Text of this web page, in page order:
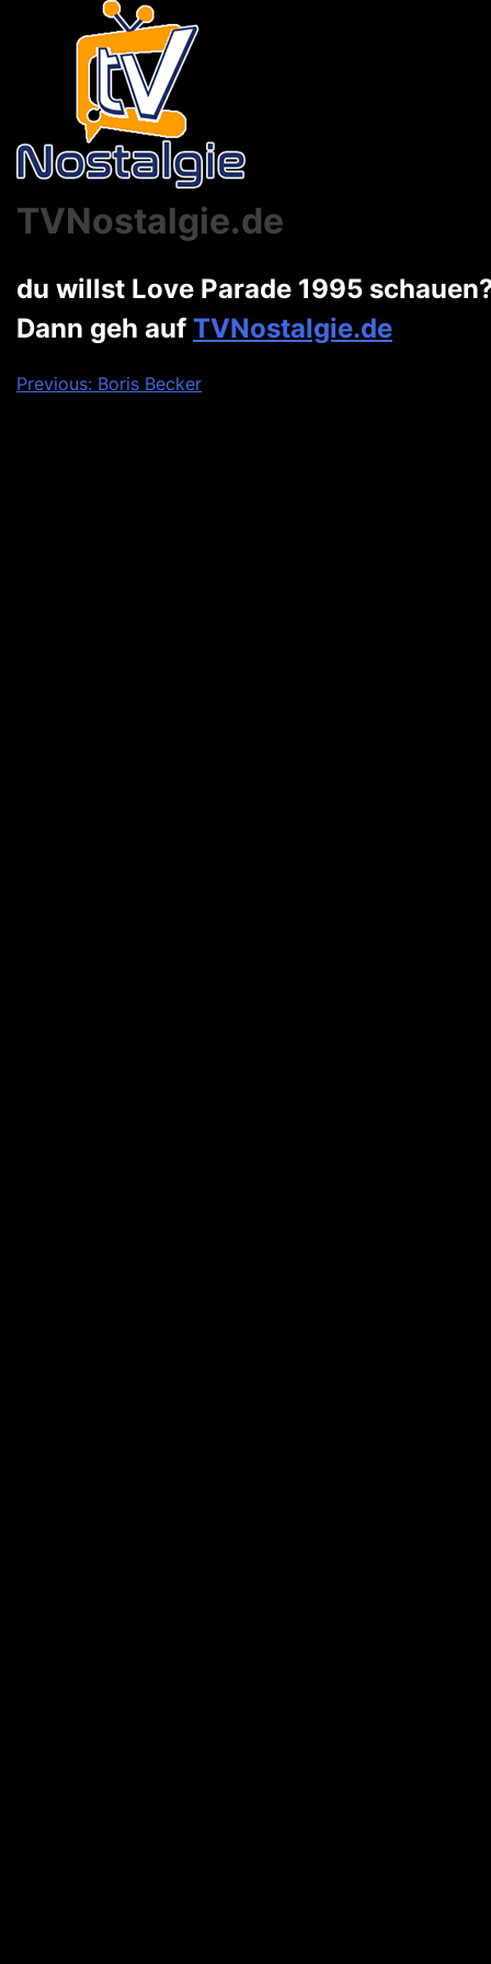
TVNostalgie.de
du willst Love Parade 1995
Dann geh auf TVNostalgie.de
Beitragsnavigation
Previous: Boris Becker